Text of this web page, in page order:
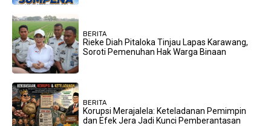
BERITA
Rieke Diah Pitaloka Tinjau Lapas Karawang,
Soroti Pemenuhan Hak Warga Binaan
BERITA
Korupsi Merajalela: Keteladanan Pemimpin
dan Efek Jera Jadi Kunci Pemberantasan